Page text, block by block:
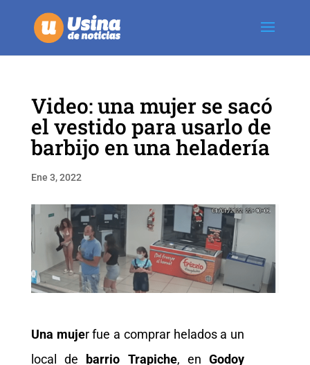
Video: una mujer se sacó
el vestido para usarlo de
barbijo en una heladería
Ene 3, 2022
Una mujer fue a comprar helados a un
local de barrio Trapiche, enGodoy